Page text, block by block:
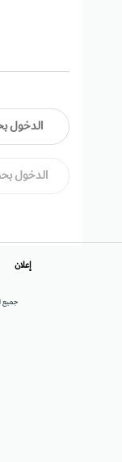
الدخول
الدخول
جميع
إعلان